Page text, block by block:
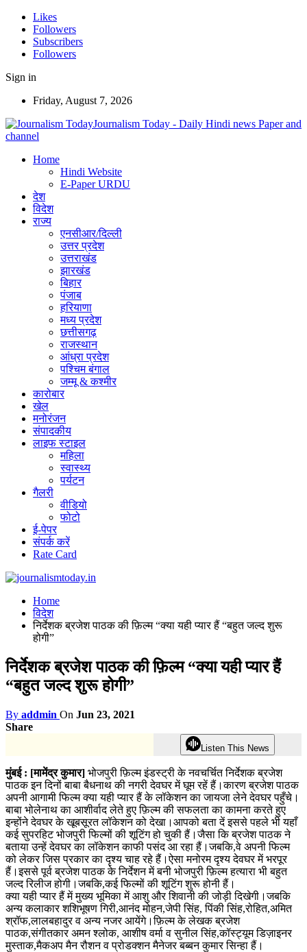
Likes
Followers
Subscribers
Followers
Sign in
Friday, August 7, 2026
Journalism Today - Daily Hindi news Paper and
channel
Home
Hindi Website
E-Paper URDU
देश
विदेश
राज्य
एनसीआर/दिल्ली
उत्तर प्रदेश
उत्तराखंड
झारखंड
बिहार
पंजाब
हरियाणा
मध्य प्रदेश
छत्तीसगढ़
राजस्थान
आंध्रा प्रदेश
पश्चिम बंगाल
जम्मू & कश्मीर
कारोबार
खेल
मनोरंजन
संपादकीय
लाइफ स्टाइल
महिला
स्वास्थ्य
पर्यटन
गैलरी
वीडियो
फोटो
ई-पेपर
संपर्क करें
Rate Card
Home
विदेश
निर्देशक ब्रजेश पाठक की फ़िल्म “क्या यही प्यार हैं “बहुत जल्द शुरू
होगी”
निर्देशक ब्रजेश पाठक की फ़िल्म “क्या यही प्यार हैं
“बहुत जल्द शुरू होगी”
By addmin On Jun 23, 2021
Share
Listen This News
मुंबई : [मामेंद्र कुमार] भोजपुरी फ़िल्म इंडस्ट्री के नवचर्चित निर्देशक ब्रजेश
पाठक इन दिनों बाबा बैधनाथ की नगरी देवघर में घूम रहें हैं।कारण ब्रजेश पाठक
अपनी आगामी फिल्म क्या यही प्यार हैं के लॉकेशन का जायजा लेने देवघर पहुँचे।
बाबा भोलेनाथ का आशीर्वाद लेते हुए फ़िल्म की सफलता का कामना करते हुए
इन्होंने देवघर के खूबसूरत लॉकेशन को देखा।आपको बता दें इससे पहले भी यहाँ
कई सुपरहिट भोजपुरी फिल्मों की शूटिंग हो चुकी हैं।जैसा कि ब्रजेश पाठक ने
बताया उन्हें देवघर का लॉकेशन काफी पसंद आ रहा हैं।जबकि,वे अपनी फिल्म
को लेकर जिस प्रकार का दृश्य चाह रहे हैं।ऐसा मनोरम दृश्य देवघर में भरपूर
हैं।इससे पूर्व ब्रजेश पाठक के निर्देशन में बनी भोजपुरी फ़िल्म हत्यारा भी बहुत
जल्द रिलीज होगी।जबकि,कई फिल्मों की शूटिंग शुरू होनी हैं।
क्या यही प्यार हैं में मुख्य भूमिका में आशु और शिवानी की जोड़ी दिखेगी।जबकि
अन्य कलाकार शशिभूषण गिरी,आनंद मोहन,जेपी सिंह, पिंकी सिंह,रोहित,अमित
श्रॉफ,लालबहादुर व अन्य नजर आयेंगे।फ़िल्म के लेखक ब्रजेश
पाठक,संगीतकार अमन श्लोक, आशीष वर्मा व सुनील सिंह,कॉस्ट्यूम डिज़ाइनर
मुस्ताक,मैकअप मैन रौशन व प्रोडक्शन मैनेजर बब्बन कुमार सिन्हा हैं।